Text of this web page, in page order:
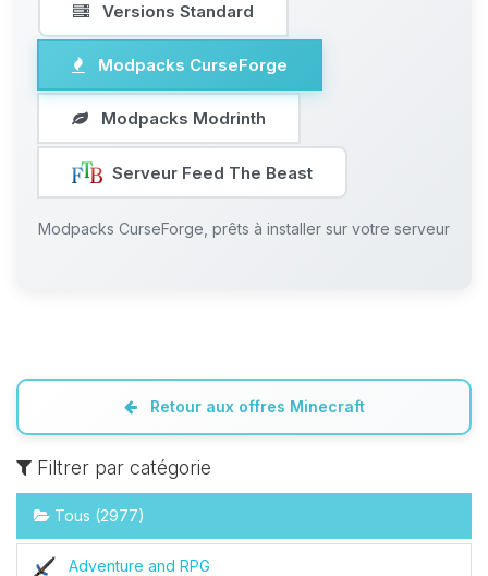
Versions Standard
Modpacks CurseForge
Modpacks Modrinth
Serveur Feed The Beast
Modpacks CurseForge, prêts à installer sur votre serveur
Retour aux offres Minecraft
Filtrer par catégorie
Tous (2977)
Adventure and RPG